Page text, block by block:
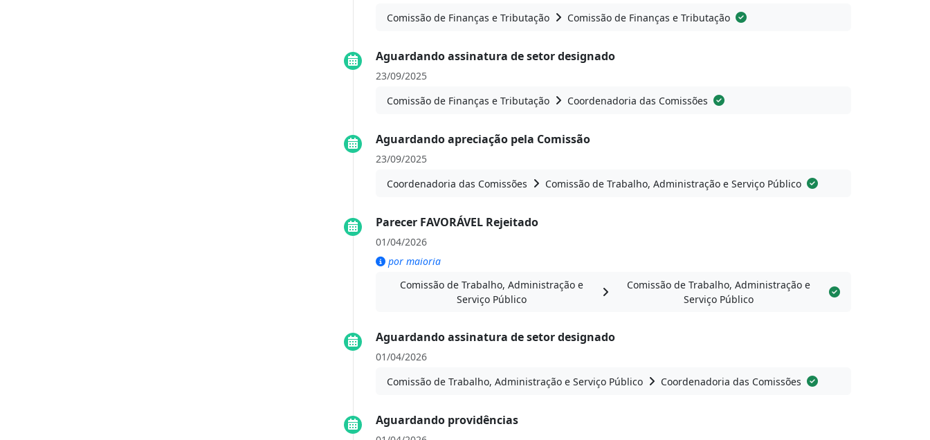
Comissão de Finanças e Tributação
Comissão de Finanças e Tributação
Aguardando assinatura de setor designado
23/09/2025
Comissão de Finanças e Tributação
Coordenadoria das Comissões
Aguardando apreciação pela Comissão
23/09/2025
Coordenadoria das Comissões
Comissão de Trabalho, Administração e Serviço Público
Parecer FAVORÁVEL Rejeitado
01/04/2026
por maioria
Comissão de Trabalho, Administração e
Serviço Público
Comissão de Trabalho, Administração e
Serviço Público
Aguardando assinatura de setor designado
01/04/2026
Comissão de Trabalho, Administração e Serviço Público
Coordenadoria das Comissões
Aguardando providências